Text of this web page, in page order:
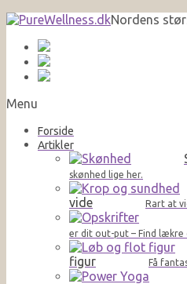
Nordens
Menu
Forside
Artikler
skønhed lige her.
vide
Rart at
er dit out-put – Find lækre
figur
Få